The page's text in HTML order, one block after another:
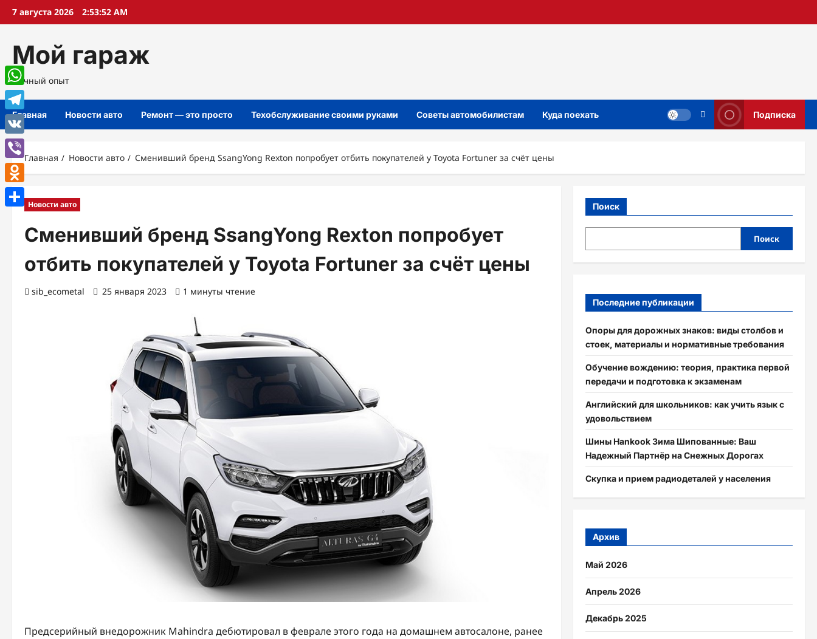
Перейти
7 августа 2026 2:53:53 AM
Мой гараж
Личный опыт
Главная Новости авто Ремонт — это просто Техобслуживание своими руками Советы автомобилистам Куда поехать Подписка
Главная Новости авто Сменивший бренд SsangYong Rexton попробует отбить покупателей у Toyota Fortuner за счёт цены
Новости авто
Сменивший бренд SsangYong Rexton попробует
отбить покупателей у Toyota Fortuner за счёт цены
sib_ecometal 25 января 2023 1 минуты чтение
Предсерийный внедорожник Mahindra дебютировал в феврале этого года на домашнем автосалоне, ранее
Поиск
Поиск
Последние публикации
Опоры для дорожных знаков: виды столбов и
стоек, материалы и нормативные требования
Обучение вождению: теория, практика первой
передачи и подготовка к экзаменам
Английский для школьников: как учить язык с
удовольствием
Шины Hankook Зима Шипованные: Ваш
Надежный Партнёр на Снежных Дорогах
Скупка и прием радиодеталей у населения
Архив
Май 2026
Апрель 2026
Декабрь 2025
WhatsApp
Telegram
VK
Viber
Odnoklassniki